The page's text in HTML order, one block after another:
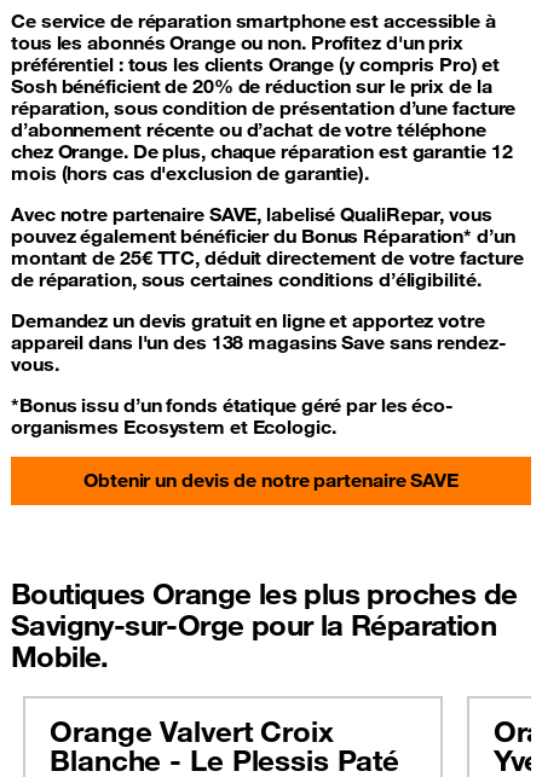
Ce service de réparation smartphoneest accessible à
tous les abonnés Orange ou non. Profitez d'un prix
préférentiel : tous les clients Orange (y compris Pro) et
Sosh bénéficient de 20% de réduction sur le prix de la
réparation, sous condition de présentation d’une facture
d’abonnement récente ou d’achat de votre téléphone
chez Orange. De plus, chaque réparation est garantie 12
mois (hors cas d'exclusion de garantie).
Avec notre partenaire SAVE, labelisé QualiRepar, vous
pouvez également bénéficier du Bonus Réparation* d’un
montant de 25€ TTC, déduit directement de votre facture
de réparation, sous certaines conditions d’éligibilité.
Demandez un devis gratuit en ligne et apportez votre
appareil dans l'un des 138 magasins Save sans rendez-
vous.
*Bonus issu d’un fonds étatique géré par les éco-
organismes Ecosystem et Ecologic.
Obtenir un devis de notre partenaire SAVE
Boutiques Orange les plus proches de
Savigny-sur-Orge pour la Réparation
Mobile.
Orange Valvert Croix
Blanche - Le Plessis Paté